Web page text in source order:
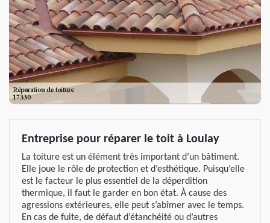
Entreprise pour réparer le toit à Loulay
La toiture est un élément très important d’un bâtiment.
Elle joue le rôle de protection et d’esthétique. Puisqu’elle
est le facteur le plus essentiel de la déperdition
thermique, il faut le garder en bon état. À cause des
agressions extérieures, elle peut s’abîmer avec le temps.
En cas de fuite, de défaut d’étanchéité ou d’autres